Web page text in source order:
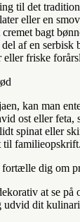
til det
eller en
bagt
af en serbisk
eller friske
kan man
ost eller feta,
spinat eller
til familieopskrift.
dig om
at se på
dit